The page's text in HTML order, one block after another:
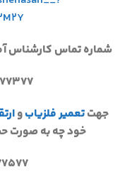
شماره تماس کارشناس
جهتتعمیر فلزیابو
خود چه به صورت